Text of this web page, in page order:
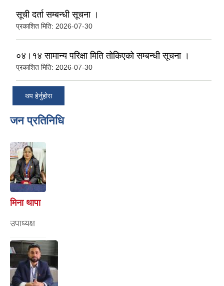
सूची दर्ता सम्बन्धी सूचना ।
प्रकाशित मिति: 2026-07-30
०४।१४ सामान्य परिक्षा मिति तोकिएको सम्बन्धी सूचना ।
प्रकाशित मिति: 2026-07-30
थप हेर्नुहोस
जन प्रतिनिधि
मिना थापा
उपाध्यक्ष